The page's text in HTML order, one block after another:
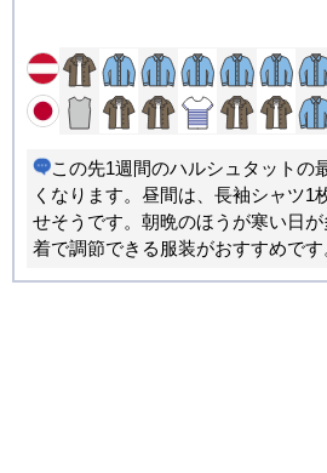
この先1週間のハルシュタットの
くなります。昼間は、長袖シャツ1
せそうです。朝晩のほうが寒い日
着で調節できる服装がおすすめです